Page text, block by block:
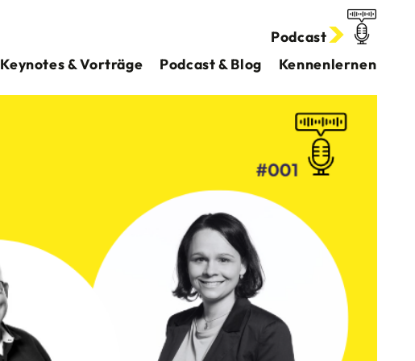
Podcast
Keynotes & Vorträge Podcast & Blog Kennenlernen